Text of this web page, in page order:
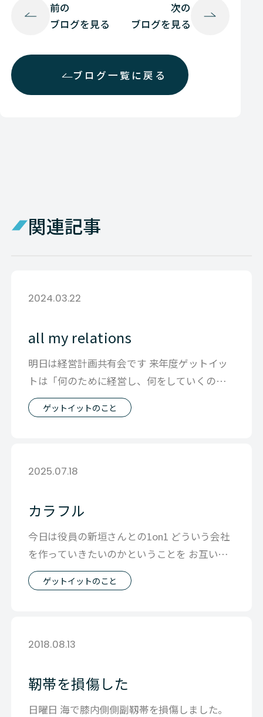
前の
ブログを見る
ブログ一覧に戻る
次の
ブログを見る
関連記事
2024.03.22
all my relations
明日は経営計画共有会です 来年度ゲットイッ
トは「何のために経営し、何をしていくの
か」 そんなことを話す時間を予定しており
ゲットイットのこと
2025.07.18
カラフル
今日は役員の新垣さんとの1on1 どういう会社
を作っていきたいのかということを お互いに
話す そんな時間を過ごしました。
ゲットイットのこと
2018.08.13
靭帯を損傷した
日曜日 海で膝内側側副靱帯を損傷しました。